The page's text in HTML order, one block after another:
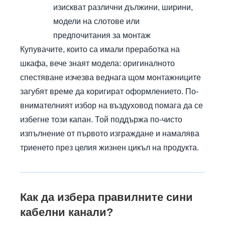
изискват различни дължини, ширини,
модели на слотове или
предпочитания за монтаж
Купувачите, които са имали преработка на
шкафа, вече знаят модела: оригиналното
спестяване изчезва веднага щом монтажниците
загубят време да коригират оформлението. По-
внимателният избор на въздуховод помага да се
избегне този капан. Той поддържа по-чисто
изпълнение от първото изграждане и намалява
триенето през целия жизнен цикъл на продукта.
Как да избера правилните сини
кабелни канали?